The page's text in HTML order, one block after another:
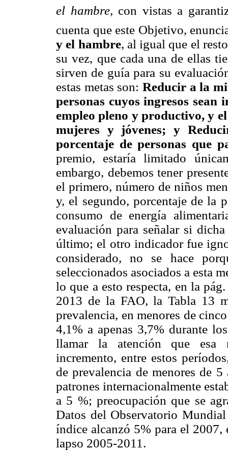
el hambre, con vistas a
cuenta que este Objetivo,
y el hambre, al igual que el
su vez, que cada una de ellas
sirven de guía para su
estas metas son: Reducir a la
personas cuyos ingresos
empleo pleno y productivo, y
mujeres y jóvenes; y
porcentaje de personas que
premio, estaría limitado
embargo, debemos tener
el primero, número de niños
y, el segundo, porcentaje de la
consumo de energía
evaluación para señalar si
último; el otro indicador fue
considerado, no se hace
seleccionados asociados a esta
lo que a esto respecta, en la
2013 de la FAO, la Tabla 13
prevalencia, en menores de
4,1% a apenas 3,7% durante
llamar la atención que esa
incremento, entre estos
de prevalencia de menores de
patrones internacionalmente
a 5 %; preocupación que se
Datos del Observatorio
índice alcanzó 5% para el
lapso 2005-2011.